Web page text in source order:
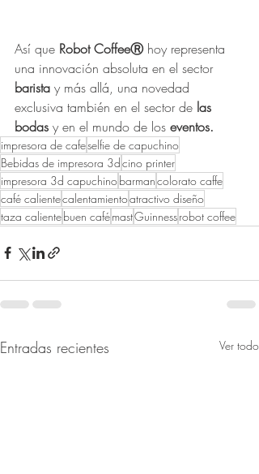
Así que Robot CoffeeⓇ hoy representa
una innovación absoluta en el sector
barista y más allá, una novedad
exclusiva también en el sector de las
bodas y en el mundo de los eventos.
impresora de cafeselfie de capuchino
Bebidas de impresora 3dcino printer
impresora 3d capuchinobarmancolorato caffe
café calientecalentamientoatractivo diseño
taza calientebuen cafémastGuinnessrobot coffee
Entradas recientes Ver todo